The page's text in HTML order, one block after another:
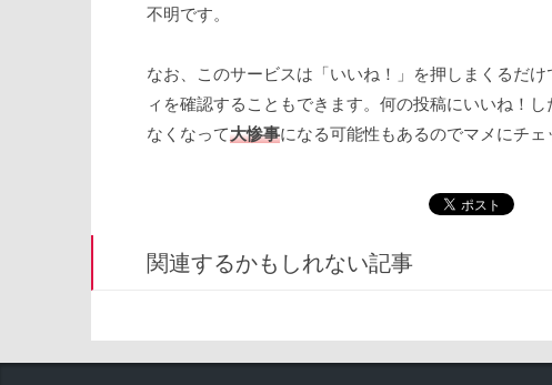
不明です。
なお、このサービスは「いいね！」を押しまくるだ
ィを確認することもできます。何の投稿にいいね！
なくなって大惨事になる可能性もあるのでマメにチェ
関連するかもしれない記事